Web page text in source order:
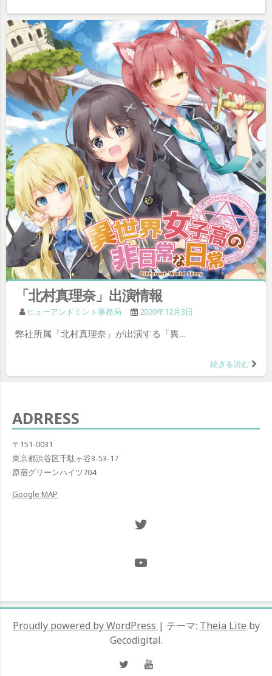
「北村真理奈」出演情報
ヒューアンドミント事務局 2020年12月3日
弊社所属「北村真理奈」が出演する「異…
続きを読む
ADRRESS
〒151-0031
東京都渋谷区千駄ヶ谷3-53-17
原宿グリーンハイツ704
Google MAP
Proudly powered by WordPress | テーマ: Theia Lite by
Gecodigital.
TwitterYouTube